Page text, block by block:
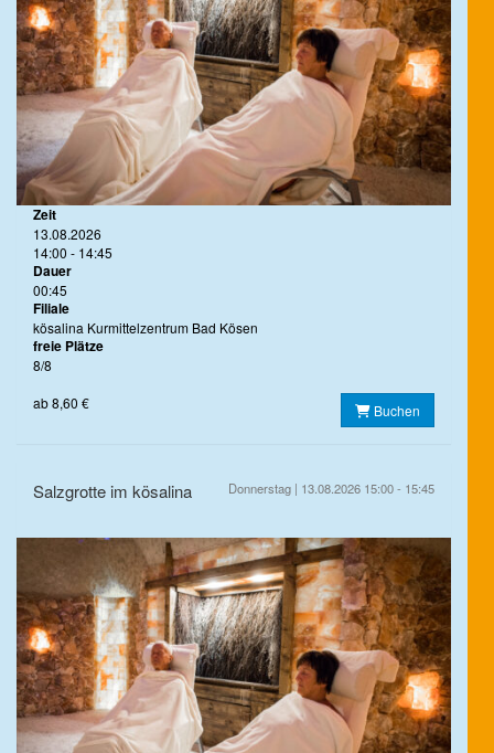
Zeit
13.08.2026
14:00 - 14:45
Dauer
00:45
Filiale
kösalina Kurmittelzentrum Bad Kösen
freie Plätze
8/8
ab 8,60 €
Buchen
Salzgrotte im kösalina Donnerstag | 13.08.2026 15:00 - 15:45